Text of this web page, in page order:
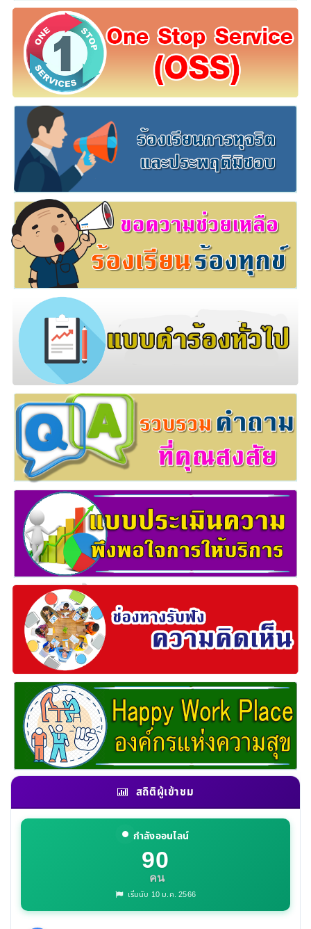
สถิติผู้เข้าชม
กำลังออนไลน์
90
คน
เริ่มนับ 10 ม.ค. 2566